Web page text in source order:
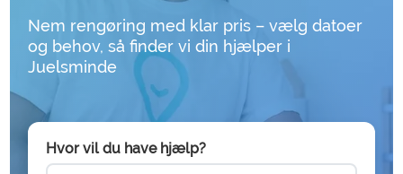
Nem rengøring med klar pris – vælg datoer
og behov, så finder vi din hjælper i
Juelsminde
Hvor vil du have hjælp?